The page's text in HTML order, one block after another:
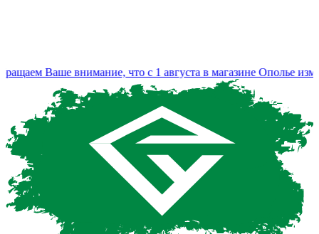
Ваше внимание, что с 1 августа в магазине Ополье